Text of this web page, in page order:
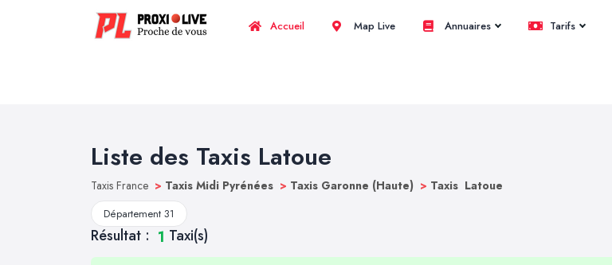
Accueil Map Live Annuaires Tarifs
Liste des Taxis Latoue
Taxis France > Taxis Midi Pyrénées > Taxis Garonne (Haute) > Taxis Latoue
Département 31
Résultat : 1 Taxi(s)